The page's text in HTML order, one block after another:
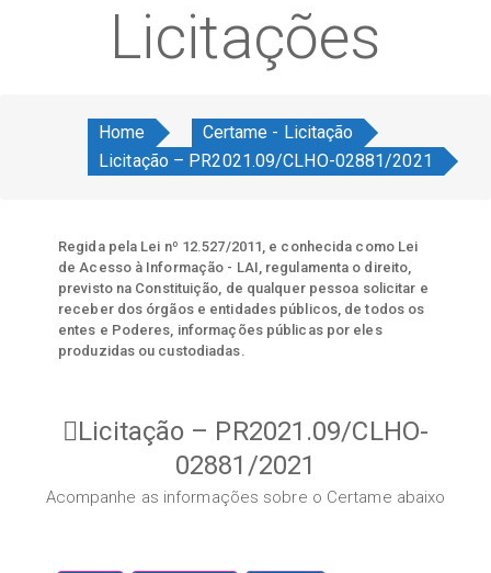
Licitações
Home
Certame - Licitação
Licitação – PR2021.09/CLHO-02881/2021
Regida pela Lei nº 12.527/2011, e conhecida como Lei
de Acesso à Informação - LAI, regulamenta o direito,
previsto na Constituição, de qualquer pessoa solicitar e
receber dos órgãos e entidades públicos, de todos os
entes e Poderes, informações públicas por eles
produzidas ou custodiadas.
Licitação – PR2021.09/CLHO-
02881/2021
Acompanhe as informações sobre o Certame abaixo